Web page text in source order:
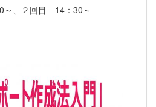
２回目 14：30～